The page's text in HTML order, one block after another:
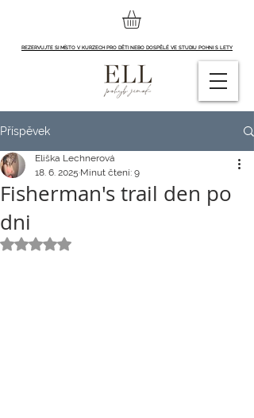
REZERVUJTE SI MÍSTO V KURZECH PRO DĚTI NEBO DOSPĚLÉ VE STUDIU POHNI S LETY
Příspěvek
Fisherman's trail den po
dni
Eliška Lechnerová
18. 6. 2025 Minut čtení: 9
Hodnoceno NaN z 5 hvězdiček.